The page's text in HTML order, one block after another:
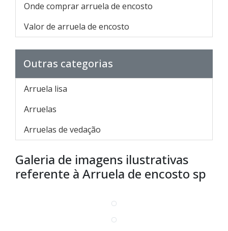
Onde comprar arruela de encosto
Valor de arruela de encosto
Outras categorias
Arruela lisa
Arruelas
Arruelas de vedação
Galeria de imagens ilustrativas
referente à Arruela de encosto sp